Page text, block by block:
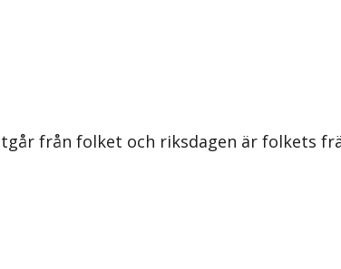
från folket och riksdagen är folkets